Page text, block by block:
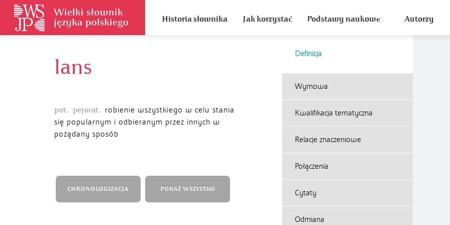
Historia słownika Jak korzystać Podstawy naukowe Autorzy
lans
Definicja
pot. pejorat.
robienie wszystkiego w celu stania
się popularnym i odbieranym przez innych w
pożądany sposób
Wymowa
Kwalifikacja tematyczna
Relacje znaczeniowe
Połączenia
Cytaty
Odmiana
CHRONOLOGIZACJA POKAŻ WSZYSTKO